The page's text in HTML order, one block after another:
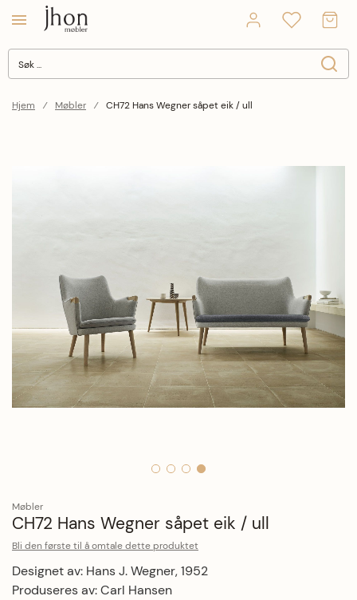
Søk
Close search
Søk
Hjem Møbler CH72 Hans Wegner såpet eik / ull
Møbler
CH72 Hans Wegner såpet eik / ull
Bli den første til å omtale dette produktet
Designet av: Hans J. Wegner, 1952
Produseres av: Carl Hansen